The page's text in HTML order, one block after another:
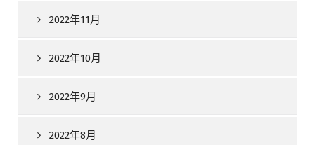
2022年11月
2022年10月
2022年9月
2022年8月